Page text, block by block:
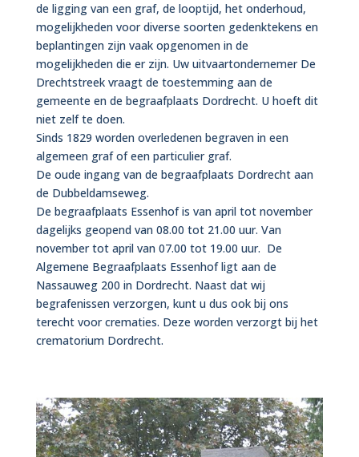
de ligging van een graf, de looptijd, het onderhoud,
mogelijkheden voor diverse soorten gedenktekens en
beplantingen zijn vaak opgenomen in de
mogelijkheden die er zijn. Uw uitvaartondernemer De
Drechtstreek vraagt de toestemming aan de
gemeente en de begraafplaats Dordrecht. U hoeft dit
niet zelf te doen.
Sinds 1829 worden overledenen begraven in een
algemeen graf of een particulier graf.
De oude ingang van de begraafplaats Dordrecht aan
de Dubbeldamseweg.
De begraafplaats Essenhof is van april tot november
dagelijks geopend van 08.00 tot 21.00 uur. Van
november tot april van 07.00 tot 19.00 uur. De
Algemene Begraafplaats Essenhof ligt aan de
Nassauweg 200 in Dordrecht. Naast dat wij
begrafenissen verzorgen, kunt u dus ook bij ons
terecht voor crematies. Deze worden verzorgt bij het
crematorium Dordrecht.